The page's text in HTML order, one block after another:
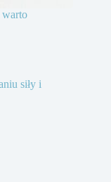
warto
siły i